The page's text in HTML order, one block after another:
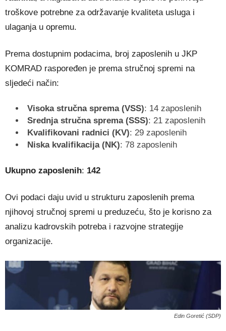
troškove potrebne za održavanje kvaliteta usluga i
ulaganja u opremu.
Prema dostupnim podacima, broj zaposlenih u JKP
KOMRAD raspoređen je prema stručnoj spremi na
sljedeći način:
Visoka stručna sprema (VSS): 14 zaposlenih
Srednja stručna sprema (SSS): 21 zaposlenih
Kvalifikovani radnici (KV): 29 zaposlenih
Niska kvalifikacija (NK): 78 zaposlenih
Ukupno zaposlenih: 142
Ovi podaci daju uvid u strukturu zaposlenih prema
njihovoj stručnoj spremi u preduzeću, što je korisno za
analizu kadrovskih potreba i razvojne strategije
organizacije.
Edin Goretić (SDP)